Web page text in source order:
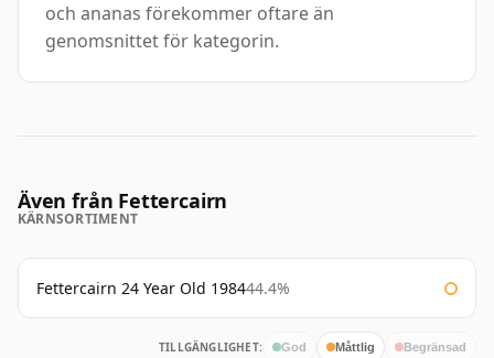
och ananas förekommer oftare än
genomsnittet för kategorin.
Även från Fettercairn
KÄRNSORTIMENT
Fettercairn 24 Year Old 198444.4%
TILLGÄNGLIGHET: God Måttlig Begränsad